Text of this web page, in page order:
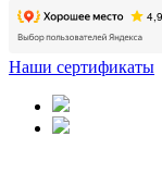
Наши сертификаты